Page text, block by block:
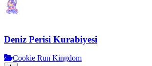
Deniz Perisi Kurabiyesi
Cookie Run Kingdom